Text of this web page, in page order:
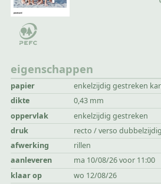
eigenschappen
papier
enkelzijdig gestreken
dikte
0,43 mm
oppervlak
enkelzijdig gestreken
druk
recto / verso
afwerking
rillen
aanleveren
ma 10/08/26 voor 11:00
klaar op
wo 12/08/26